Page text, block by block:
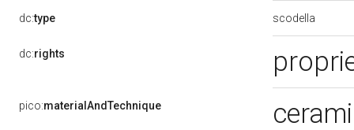
dc:type scodella
dc:rights
pico:materialAndTechnique